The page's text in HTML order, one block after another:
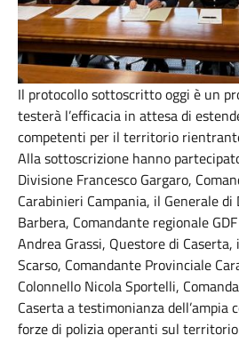
Il protocollo sottoscritto oggi è un
testerà l’efficacia in attesa di
competenti per il territorio
Alla sottoscrizione hanno
Divisione Francesco Gargaro,
Carabinieri Campania, il Generale
Barbera, Comandante regionale
Andrea Grassi, Questore di
Scarso, Comandante Provinciale
Colonnello Nicola Sportelli,
Caserta a testimonianza
forze di polizia operanti sul